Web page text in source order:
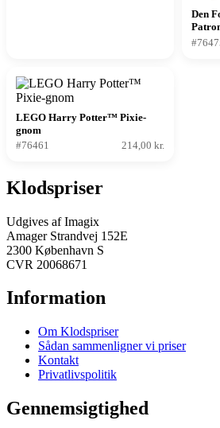
Den
LEGO Harry Potter™ Pixie-
gnom
#76461
214,00 kr.
Klodspriser
Udgives af Imagix
Amager Strandvej 152E
2300 København S
CVR 20068671
Information
Om Klodspriser
Sådan sammenligner vi priser
Kontakt
Privatlivspolitik
Gennemsigtighed